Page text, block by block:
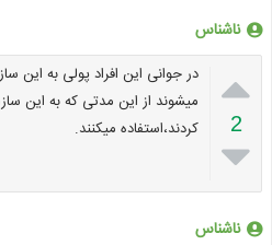
ناشناس

2

در جوانی این افراد پولی به این
میشوند از این مدتی که به این
کردند،استفاده میکنند.
ناشناس